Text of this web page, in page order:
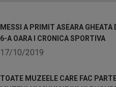
MESSI A PRIMIT ASEARA GHEATA
6-A OARA I CRONICA SPORTIVA
17/10/2019
TOATE MUZEELE CARE FAC